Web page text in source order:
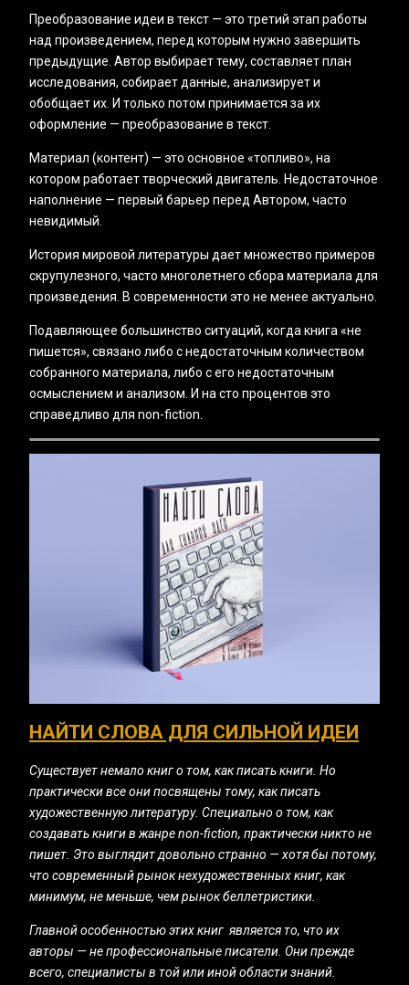
Преобразование идеи в текст — это третий этап работы
над произведением, перед которым нужно завершить
предыдущие. Автор выбирает тему, составляет план
исследования, собирает данные, анализирует и
обобщает их. И только потом принимается за их
оформление — преобразование в текст.
Материал (контент) — это основное «топливо», на
котором работает творческий двигатель. Недостаточное
наполнение — первый барьер перед Автором, часто
невидимый.
История мировой литературы дает множество примеров
скрупулезного, часто многолетнего сбора материала для
произведения. В современности это не менее актуально.
Подавляющее большинство ситуаций, когда книга «не
пишется», связано либо с недостаточным количеством
собранного материала, либо с его недостаточным
осмыслением и анализом. И на сто процентов это
справедливо для non-fiction.
НАЙТИ СЛОВА ДЛЯ СИЛЬНОЙ ИДЕИ
Существует немало книг о том, как писать книги. Но
практически все они посвящены тому, как писать
художественную литературу. Специально о том, как
создавать книги в жанре non-fiction, практически никто не
пишет. Это выглядит довольно странно — хотя бы потому,
что современный рынок нехудожественных книг, как
минимум, не меньше, чем рынок беллетристики.
Главной особенностью этих книг является то, что их
авторы — не профессиональные писатели. Они прежде
всего, специалисты в той или иной области знаний.